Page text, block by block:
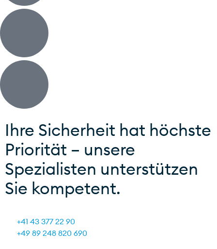
Ihre Sicherheit hat höchste
Priorität – unsere
Spezialisten unterstützen
Sie kompetent.
+41 43 377 22 90
+49 89 248 820 690